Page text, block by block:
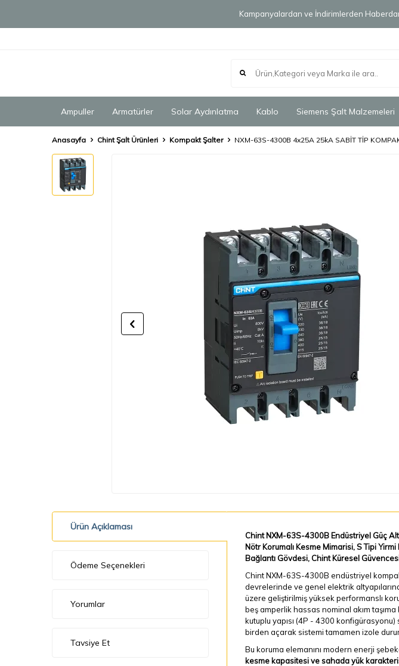
Kampanyalardan ve İndirimlerden
Ampuller Armatürler Solar Aydınlatma Kablo Siemens Şalt Malzemeleri
Anasayfa Chint Şalt Ürünleri Kompakt Şalter NXM-63S-4300B 4x25A 25kA SABİT TİP
Ürün Açıklaması
Ödeme Seçenekleri
Yorumlar
Tavsiye Et
Chint NXM-63S-4300B Endüstriyel Güç
Nötr Korumalı Kesme Mimarisi, S Tipi
Bağlantı Gövdesi, Chint Küresel
Chint NXM-63S-4300B endüstriyel
devrelerinde ve genel elektrik
üzere geliştirilmiş yüksek performanslı
beş amperlik hassas nominal akım
kutuplu yapısı (4P - 4300
birden açarak sistemi tamamen izole
Bu koruma elemanını modern enerji
kesme kapasitesi ve sahada yük